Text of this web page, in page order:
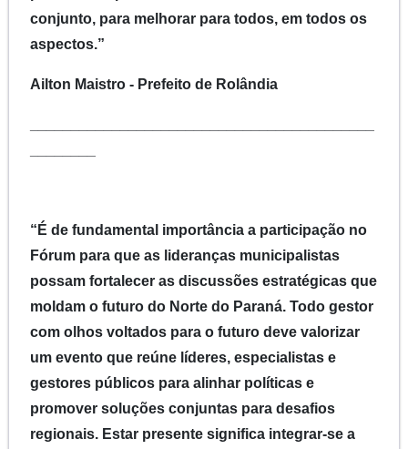
conjunto, para melhorar para todos, em todos os
aspectos.”
Ailton Maistro - Prefeito de Rolândia
“É de fundamental importância a participação no
Fórum para que as lideranças municipalistas
possam fortalecer as discussões estratégicas que
moldam o futuro do Norte do Paraná. Todo gestor
com olhos voltados para o futuro deve valorizar
um evento que reúne líderes, especialistas e
gestores públicos para alinhar políticas e
promover soluções conjuntas para desafios
regionais. Estar presente significa integrar-se a